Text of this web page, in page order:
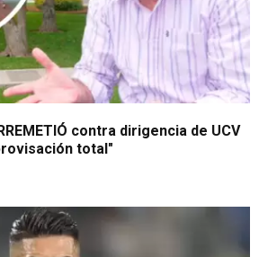
contra dirigencia de UCV
total"